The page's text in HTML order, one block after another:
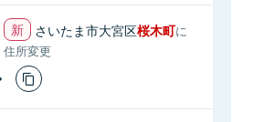
さいたま市大宮区桜木町に
住所変更